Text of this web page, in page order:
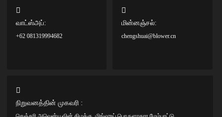
வாட்ஸ்அப்:
+62 081319994682
மின்னஞ்சல்:
chengshuai@blower.cn
நிறுவனத்தின் முகவரி :